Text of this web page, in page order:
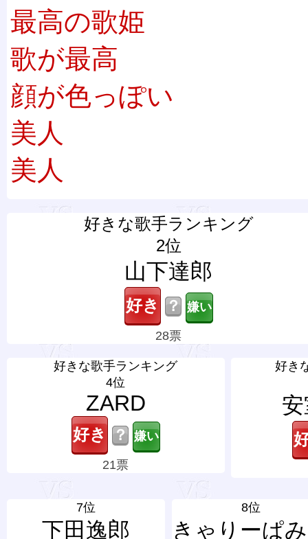
最高の歌姫
歌が最高
顔が色っぽい
美人
美人
好きな歌手ランキング
2位
山下達郎
？
28票
好きな歌手ランキング
4位
ZARD
？
21票
好き
7位
下田逸郎
8位
きゃりーぱ